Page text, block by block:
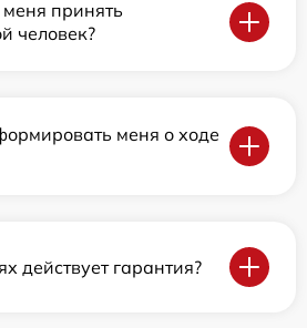
принять
человек?
меня о ходе
действует гарантия?